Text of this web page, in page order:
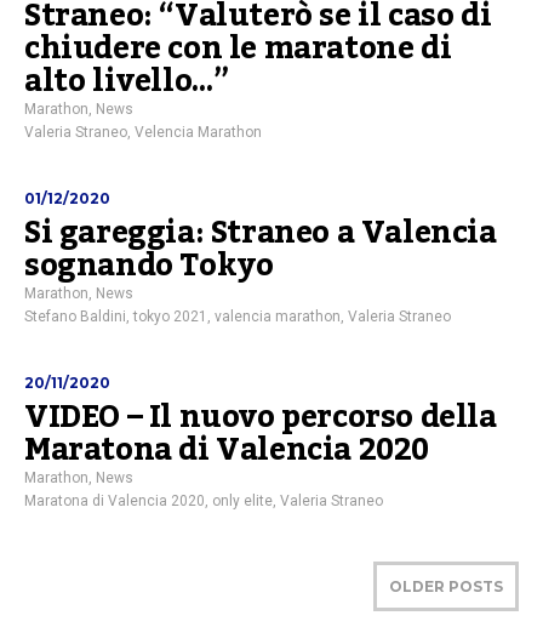
Straneo: “Valuterò se il caso di
chiudere con le maratone di
alto livello…”
Marathon, News
Valeria Straneo, Velencia Marathon
01/12/2020
Si gareggia: Straneo a Valencia
sognando Tokyo
Marathon, News
Stefano Baldini,tokyo 2021 , valencia marathon, Valeria Straneo
20/11/2020
VIDEO – Il nuovo percorso della
Maratona di Valencia 2020
Marathon, News
Maratona di Valencia 2020, only elite, Valeria Straneo
OLDER POSTS